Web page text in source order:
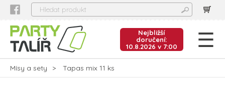
Nejbližší
doručení:
10.8.2026 v 7:00
Mísy a sety Tapas mix 11 ks